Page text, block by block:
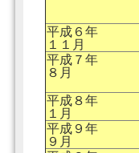
平成６年
１１月
平成７年
８月
平成８年
１月
平成９年
９月